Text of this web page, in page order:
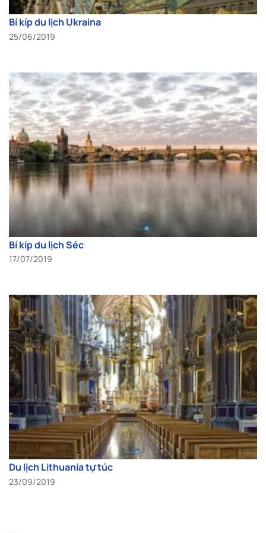
Bí kíp du lịch Ukraina
25/06/2019
Bí kíp du lịch Séc
17/07/2019
Du lịch Lithuania tự túc
23/09/2019